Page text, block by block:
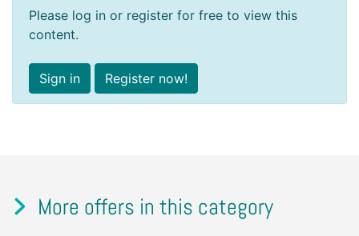
Please log in or register for free to view this
content.
Sign in Register now!
More offers in this category